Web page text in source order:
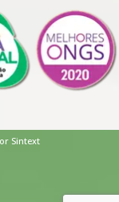
Sintext